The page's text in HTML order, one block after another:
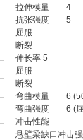
拉伸模量
4
抗张强度
5
屈服
断裂
伸长率 5
屈服
断裂
弯曲模量
6
弯曲强度
6 (
冲击性能
悬壁梁缺口冲击